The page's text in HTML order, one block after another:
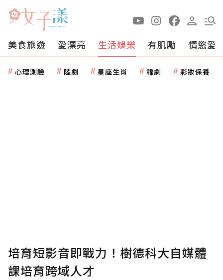
美食旅遊 愛漂亮 生活娛樂 有肌勵 情慾愛
心理測驗 陸劇 星座生肖 韓劇 彩妝保養
培育短影音即戰力！樹德科大自媒體
課培育跨域人才